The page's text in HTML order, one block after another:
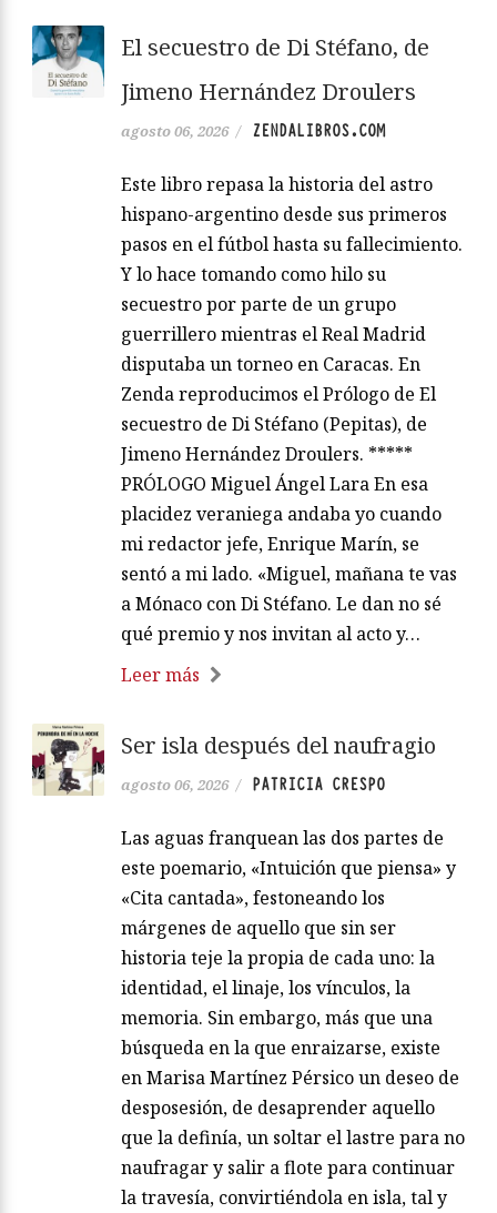
El secuestro de Di Stéfano, de
Jimeno Hernández Droulers
agosto 06, 2026 / ZENDALIBROS.COM
Este libro repasa la historia del astro
hispano-argentino desde sus primeros
pasos en el fútbol hasta su fallecimiento.
Y lo hace tomando como hilo su
secuestro por parte de un grupo
guerrillero mientras el Real Madrid
disputaba un torneo en Caracas. En
Zenda reproducimos el Prólogo de El
secuestro de Di Stéfano (Pepitas), de
Jimeno Hernández Droulers. *****
PRÓLOGO Miguel Ángel Lara En esa
placidez veraniega andaba yo cuando
mi redactor jefe, Enrique Marín, se
sentó a mi lado. «Miguel, mañana te vas
a Mónaco con Di Stéfano. Le dan no sé
qué premio y nos invitan al acto y…
Leer más
Ser isla después del naufragio
agosto 06, 2026 / PATRICIA CRESPO
Las aguas franquean las dos partes de
este poemario, «Intuición que piensa» y
«Cita cantada», festoneando los
márgenes de aquello que sin ser
historia teje la propia de cada uno: la
identidad, el linaje, los vínculos, la
memoria. Sin embargo, más que una
búsqueda en la que enraizarse, existe
en Marisa Martínez Pérsico un deseo de
desposesión, de desaprender aquello
que la definía, un soltar el lastre para no
naufragar y salir a flote para continuar
la travesía, convirtiéndola en isla, tal y